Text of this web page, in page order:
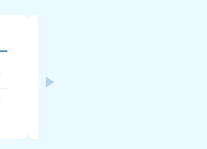
ないから答え見ちゃお😏」って言ってた